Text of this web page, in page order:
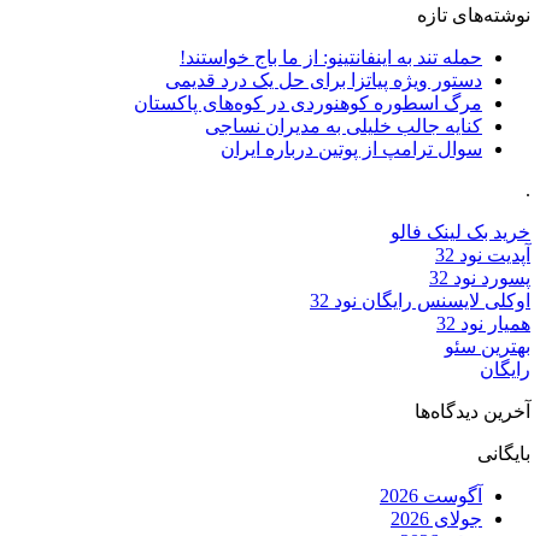
نوشته‌های تازه
حمله تند به اینفانتینو: از ما باج خواستند!
دستور ویژه پیاتزا برای حل یک درد قدیمی
مرگ اسطوره کوهنوردی در کوه‌های پاکستان
کنایه جالب خلیلی به مدیران نساجی
سوال ترامپ از پوتین درباره ایران
.
خرید بک لینک فالو
آپدیت نود 32
پسورد نود 32
اوکلی لایسنس رایگان نود 32
همیار نود 32
بهترین سئو
رایگان
آخرین دیدگاه‌ها
بایگانی
آگوست 2026
جولای 2026